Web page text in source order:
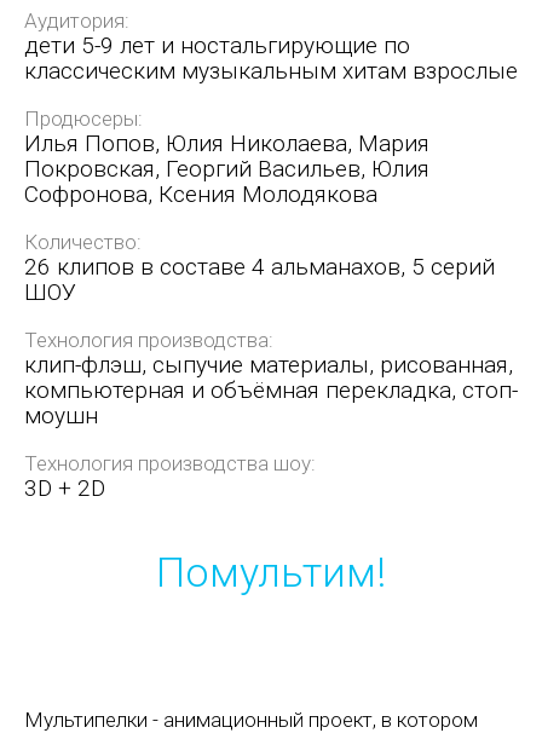
Аудитория:
дети 5-9 лет и ностальгирующие по
классическим музыкальным хитам взрослые
Продюсеры:
Илья Попов, Юлия Николаева, Мария
Покровская, Георгий Васильев, Юлия
Софронова, Ксения Молодякова
Количество:
26 клипов в составе 4 альманахов, 5 серий
ШОУ
Технология производства:
клип-флэш, сыпучие материалы, рисованная,
компьютерная и объёмная перекладка, стоп-
моушн
Технология производства шоу:
3D + 2D
Помультим!
Мультипелки - анимационный проект, в котором